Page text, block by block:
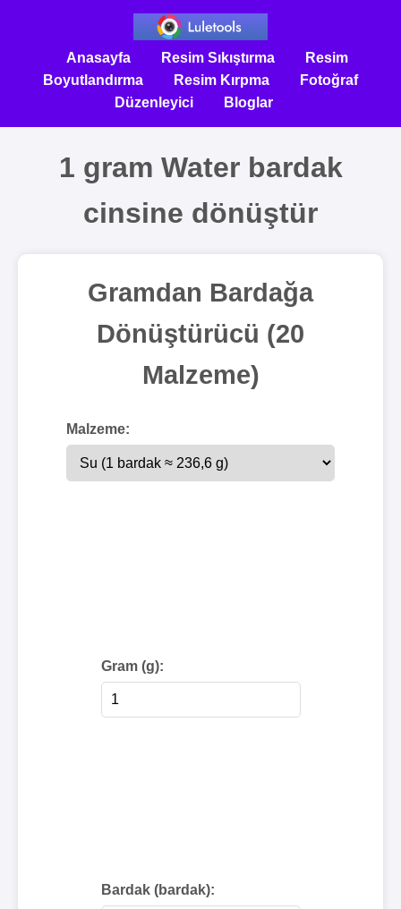
Anasayfa Resim Sıkıştırma
Resim
Boyutlandırma
Resim Kırpma
Fotoğraf
Düzenleyici
Bloglar
1 gram Water bardak
cinsine dönüştür
Gramdan Bardağa
Dönüştürücü (20
Malzeme)
Malzeme:
Gram (g):
Bardak (bardak):